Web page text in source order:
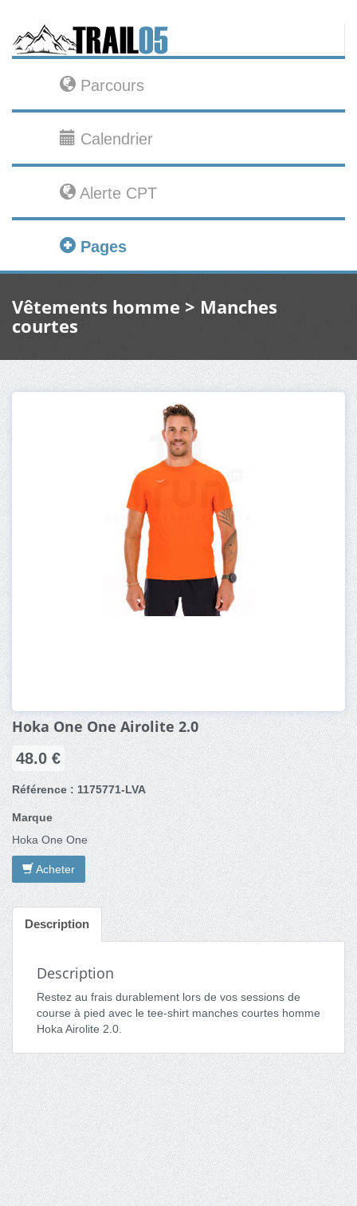
Parcours
Calendrier
Alerte CPT
Pages
Vêtements homme > Manches
courtes
Hoka One One Airolite 2.0
48.0 €
Référence : 1175771-LVA
Marque
Hoka One One
Acheter
Description
Description
Restez au frais durablement lors de vos sessions de
course à pied avec le tee-shirt manches courtes homme
Hoka Airolite 2.0.